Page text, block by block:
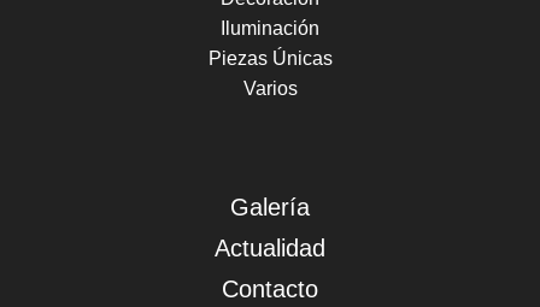
Iluminación
Piezas Únicas
Varios
Galería
Actualidad
Contacto